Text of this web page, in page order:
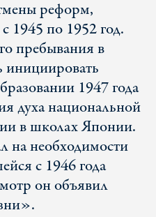
реформ,
1945 по 1952 год.
пребывания в
инициировать
1947 года
духа национальной
в школах Японии.
на необходимости
с 1946 года
он объявил